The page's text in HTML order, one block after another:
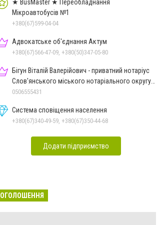
★ BusMaster ★ Переобладнання
Мікроавтобусів №1
+380(67)599-04-04
Адвокатське об'єднання Актум
+380(67)566-47-09, +380(50)347-05-80
Бігун Віталій Валерійович - приватний нотаріус
Слов'янського міського нотаріального округу
Дон.обл.
0506555431
Система сповіщення населення
+380(67)340-49-59, +380(67)350-44-68
Додати підприємство
ОГОЛОШЕННЯ